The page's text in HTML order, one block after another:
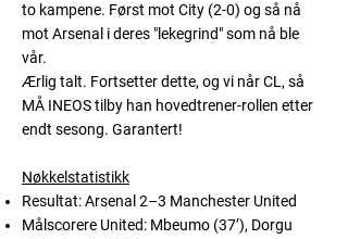
to kampene. Først mot City (2-0) og så nå
mot Arsenal i deres "lekegrind" som nå ble
vår.
Ærlig talt. Fortsetter dette, og vi når CL, så
MÅ INEOS tilby han hovedtrener-rollen etter
endt sesong. Garantert!
Nøkkelstatistikk
Resultat:Arsenal 2–3 Manchester United
Målscorere United: Mbeumo (37’), Dorgu